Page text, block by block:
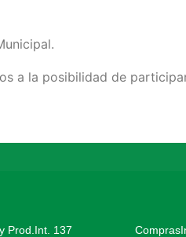
a la posibilidad de
Prod.Int. 137